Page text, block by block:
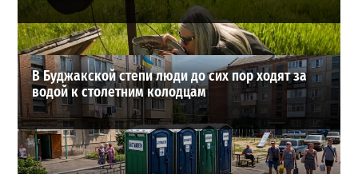
В Буджакской степи люди до сих пор ходят за
водой к столетним колодцам